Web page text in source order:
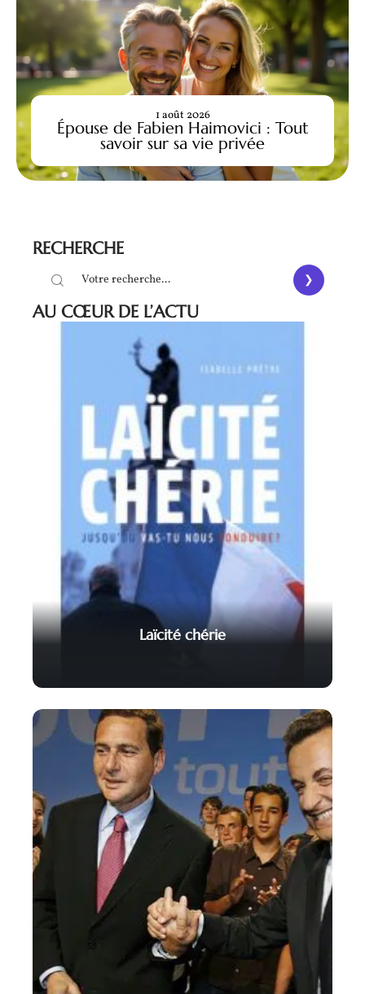
Épouse de Fabien Haimovici : Tout
savoir sur sa vie privée
1 août 2026
RECHERCHE
AU CŒUR DE L’ACTU
Laïcité chérie